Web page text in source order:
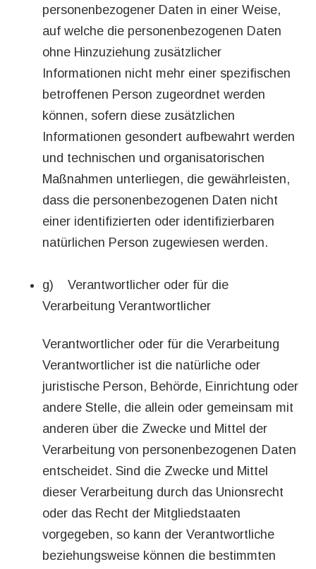
personenbezogener Daten in einer Weise,
auf welche die personenbezogenen Daten
ohne Hinzuziehung zusätzlicher
Informationen nicht mehr einer spezifischen
betroffenen Person zugeordnet werden
können, sofern diese zusätzlichen
Informationen gesondert aufbewahrt werden
und technischen und organisatorischen
Maßnahmen unterliegen, die gewährleisten,
dass die personenbezogenen Daten nicht
einer identifizierten oder identifizierbaren
natürlichen Person zugewiesen werden.
g) Verantwortlicher oder für die
Verarbeitung Verantwortlicher
Verantwortlicher oder für die Verarbeitung
Verantwortlicher ist die natürliche oder
juristische Person, Behörde, Einrichtung oder
andere Stelle, die allein oder gemeinsam mit
anderen über die Zwecke und Mittel der
Verarbeitung von personenbezogenen Daten
entscheidet. Sind die Zwecke und Mittel
dieser Verarbeitung durch das Unionsrecht
oder das Recht der Mitgliedstaaten
vorgegeben, so kann der Verantwortliche
beziehungsweise können die bestimmten